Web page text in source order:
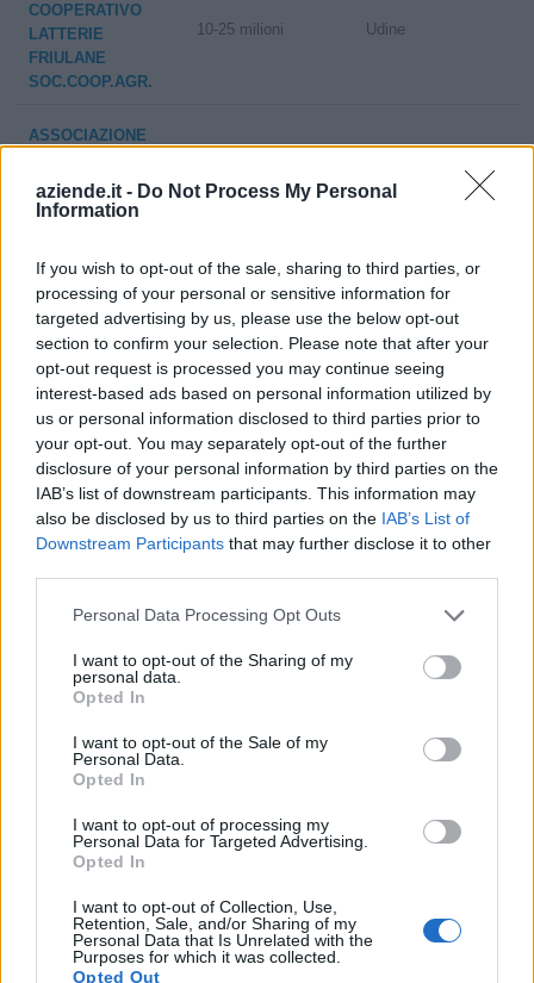
aziende.it - Do Not Process My Personal
Information
If you wish to opt-out of the sale, sharing to third parties, or
processing of your personal or sensitive information for
targeted advertising by us, please use the below opt-out
section to confirm your selection. Please note that after your
opt-out request is processed you may continue seeing
interest-based ads based on personal information utilized by
us or personal information disclosed to third parties prior to
your opt-out. You may separately opt-out of the further
disclosure of your personal information by third parties on the
IAB’s list of downstream participants. This information may
also be disclosed by us to third parties on the IAB’s List of
Downstream Participants that may further disclose it to other
Personal Data Processing Opt Outs
I want to opt-out of the Sharing of my
personal data.
Opted In
I want to opt-out of the Sale of my
Personal Data.
Opted In
I want to opt-out of processing my
Personal Data for Targeted Advertising.
Opted In
I want to opt-out of Collection, Use,
Retention, Sale, and/or Sharing of my
Personal Data that Is Unrelated with the
Purposes for which it was collected.
Opted Out
COOPERATIVO
LATTERIE
FRIULANE
SOC.COOP.AGR.
10-25 milioni Udine
ASSOCIAZIONE
ALLEVATORI
BOVINI DI RAZZA
BREVE ANAPRI)
non pervenuto Udine
ASSOCIAZIONE
ALLEVATORI
DELL'EMILIA
ROMAGNA IN
SIGLA A. R.A.E.R.
O A.R.A. EMILIA -
ROMAGNA
non pervenuto Argelato
ALLEVAMENTO
FOLLI SRL'
SVILUPPO
AGRICOLO
MOLARA
PAESTUM
SOCIETA'
AGRICOLA
RIO MILK S.R.L.
SOCIETA'
AGRICOLA
2-5 milioni